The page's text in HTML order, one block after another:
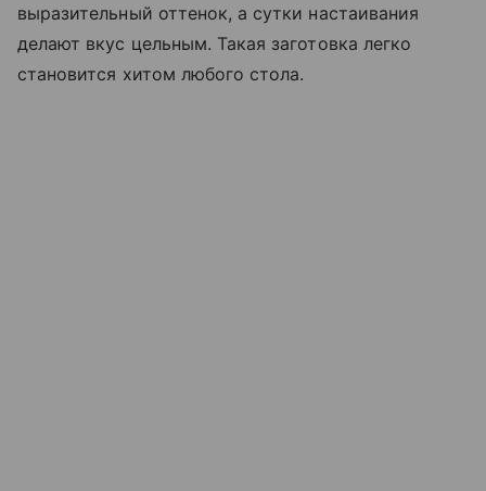
выразительный оттенок, а сутки настаивания
делают вкус цельным. Такая заготовка легко
становится хитом любого стола.